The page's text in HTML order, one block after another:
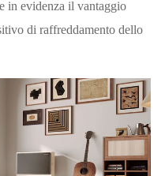
in evidenza il vantaggio
di raffreddamento dello